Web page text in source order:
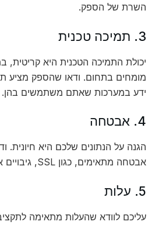
השרת של הספק.
3. תמיכה טכנית
יכולת התמיכה הטכנית היא
ידע במערכות שאתם משתמשים בהן.
4. אבטחה
הגנה על הנתונים שלכם היא חיונית.
אבטחה מתאימים, כגון SSL, גיבויים אוטומטיים, ופיירוול.
5. עלות
עליכם לוודא שהעלות מתאימה